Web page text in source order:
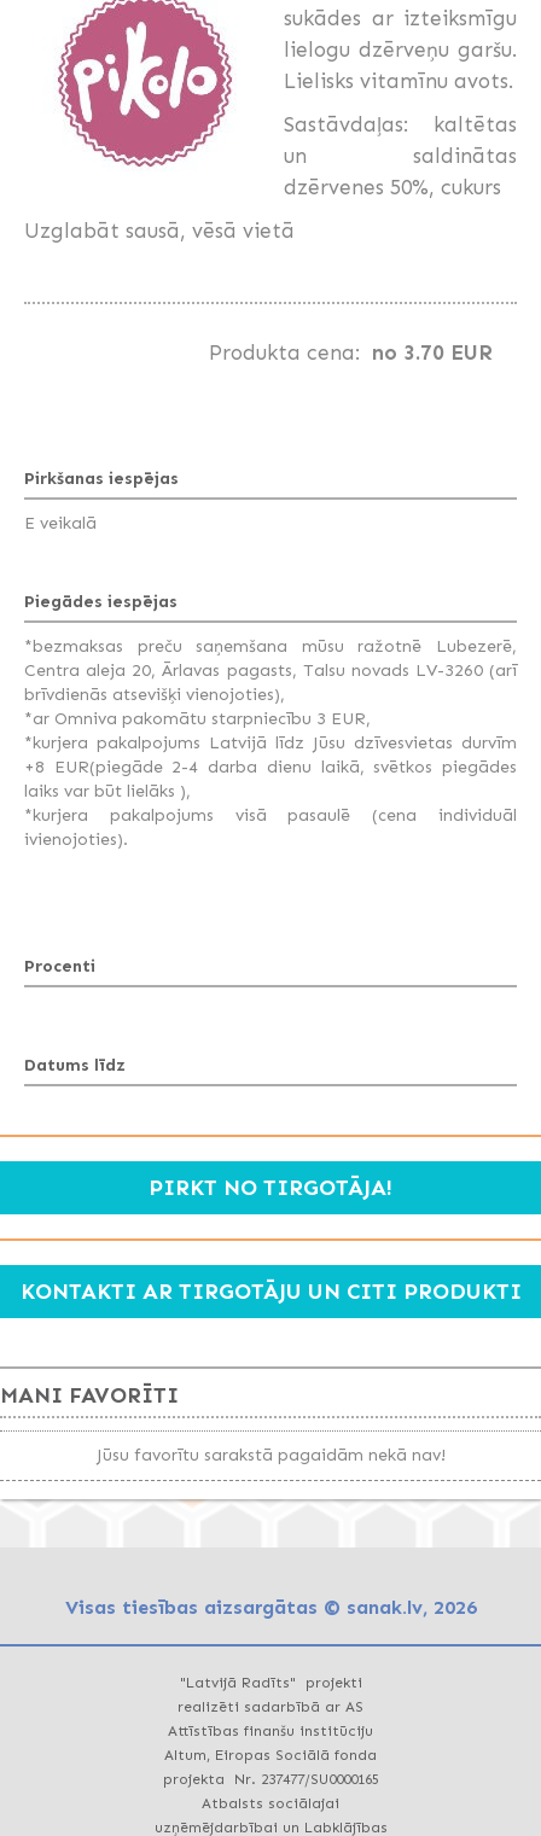
sukādes ar izteiksmīgu
lielogu dzērveņu garšu.
Lielisks vitamīnu avots.
Sastāvdaļas: kaltētas
un saldinātas
dzērvenes 50%, cukurs
Uzglabāt sausā, vēsā vietā
Produkta cena: no 3.70 EUR
Pirkšanas iespējas
E veikalā
Piegādes iespējas
*bezmaksas preču saņemšana mūsu ražotnē Lubezerē,
Centra aleja 20, Ārlavas pagasts, Talsu novads LV-3260 (arī
brīvdienās atsevišķi vienojoties),
*ar Omniva pakomātu starpniecību 3 EUR,
*kurjera pakalpojums Latvijā līdz Jūsu dzīvesvietas durvīm
+8 EUR(piegāde 2-4 darba dienu laikā, svētkos piegādes
laiks var būt lielāks ),
*kurjera pakalpojums visā pasaulē (cena individuāl
ivienojoties).
Procenti
Datums līdz
PIRKT NO TIRGOTĀJA!
KONTAKTI AR TIRGOTĀJU UN CITI PRODUKTI
MANI FAVORĪTI
Jūsu favorītu sarakstā pagaidām nekā nav!
Visas tiesības aizsargātas © sanak.lv, 2026
"Latvijā Radīts" projekti
realizēti sadarbībā ar AS
Attīstības finanšu institūciju
Altum, Eiropas Sociālā fonda
projekta Nr. 237477/SU0000165
Atbalsts sociālajai
uzņēmējdarbībai un Labklājības